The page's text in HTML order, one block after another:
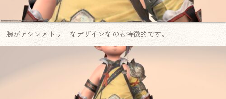
腕がアシンメトリーなデザインなのも特徴的です。